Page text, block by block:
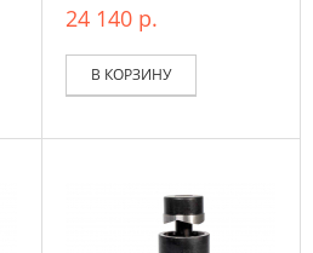
24 140 р.
В КОРЗИНУ